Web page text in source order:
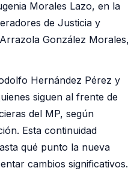
Morales Lazo, en la
de Justicia y
González Morales,
Hernández Pérez y
siguen al frente de
del MP, según
Esta continuidad
qué punto la nueva
cambios significativos.